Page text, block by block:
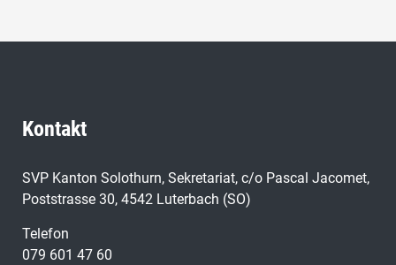
Kontakt
SVP Kanton Solothurn, Sekretariat, c/o Pascal Jacomet,
Poststrasse 30, 4542 Luterbach (SO)
Telefon
079 601 47 60